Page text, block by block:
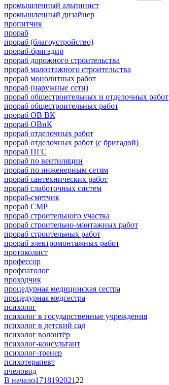
промышленный альпинист
промышленный дизайнер
пропитчик
прораб
прораб (благоустройство)
прораб-бригадир
прораб дорожного строительства
прораб малоэтажного строительства
прораб монолитных работ
прораб (наружные сети)
прораб общестроительных и отделочных работ
прораб общестроительных работ
прораб ОВ ВК
прораб ОВиК
прораб отделочных работ
прораб отделочных работ (с бригадой)
прораб ПГС
прораб по вентиляции
прораб по инженерным сетям
прораб сантехнических работ
прораб слаботочных систем
прораб-сметчик
прораб СМР
прораб строительного участка
прораб строительно-монтажных работ
прораб строительных работ
прораб электромонтажных работ
протоколист
профессор
профпатолог
проходчик
процедурная медицинская сестра
процедурная медсестра
психолог
психолог в государственные учреждения
психолог в детский сад
психолог волонтёр
психолог-консультант
психолог-тренер
психотерапевт
пчеловод
В начало1718192021 22